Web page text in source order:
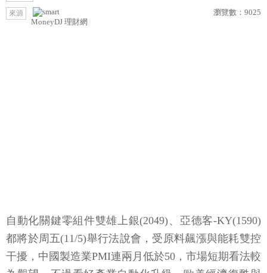
來源
MoneyDJ 理財網
瀏覽數： 9025
自動化關鍵零組件雙雄上銀(2049)、亞德客-KY(1590)
都將於周五(11/5)舉行法說會，受原料飆漲與能耗雙控
干擾，中國製造業PMI連兩月低於50，市場短期看法較